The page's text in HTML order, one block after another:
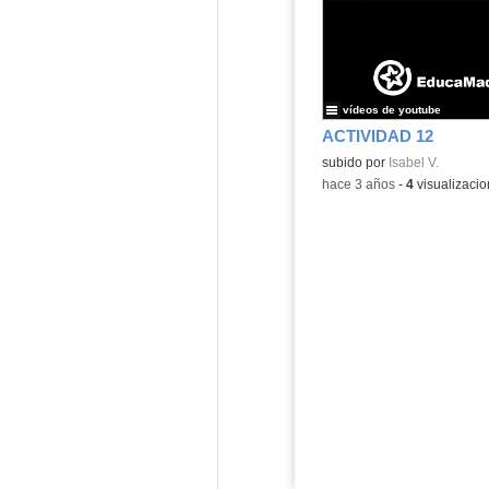
ACTIVIDAD 12
subido por Isabel V.
vídeos de youtube
-hace 3 años- 4